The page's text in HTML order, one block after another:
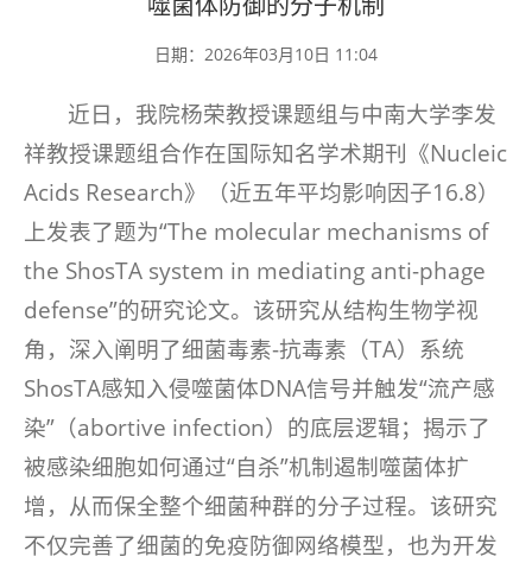
日期：2026年03月10日 11:04
近日，我院杨荣教授课题组与中南大学李发
祥教授课题组合作在国际知名学术期刊《Nucleic
Acids Research》（近五年平均影响因子16.8）
上发表了题为“The molecular mechanisms of
the ShosTA system in mediating anti-phage
defense”的研究论文。该研究从结构生物学视
角，深入阐明了细菌毒素-抗毒素（TA）系统
ShosTA感知入侵噬菌体DNA信号并触发“流产感
染”（abortive infection）的底层逻辑；揭示了
被感染细胞如何通过“自杀”机制遏制噬菌体扩
增，从而保全整个细菌种群的分子过程。该研究
不仅完善了细菌的免疫防御网络模型，也为开发